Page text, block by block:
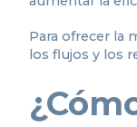
Para ofrecer la
los flujos y los